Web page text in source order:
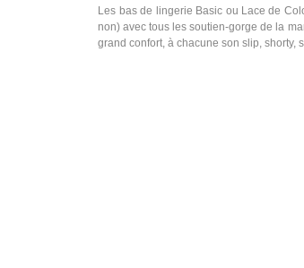
Les bas de lingerie Basic ou Lace de
non) avec tous les soutien-gorge de la
grand confort, à chacune son slip, shorty,